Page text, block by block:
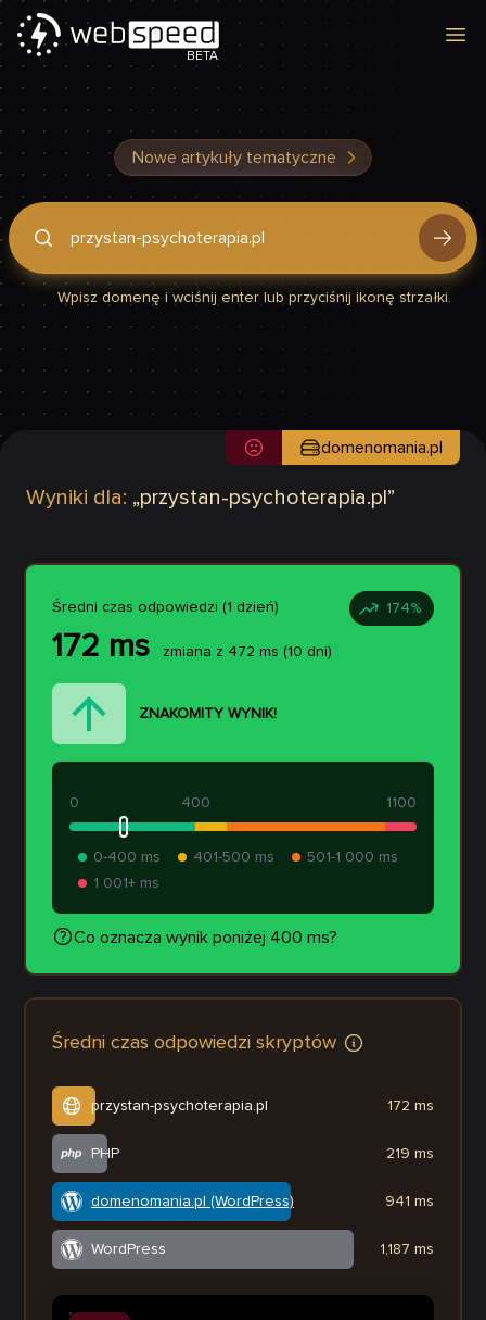
BETA
Nowe artykuły tematyczne
Podaj domenę, by sprawdzić, czy Twoja strona jest szybka
Wpisz domenę i wciśnij enter lub przyciśnij ikonę strzałki.
Wyniki dla: „przystan-psychoterapia.pl ”
domenomania.pl
Średni czas odpowiedzi (1 dzień) 174%
172 ms zmiana z 472 ms (10 dni)
ZNAKOMITY WYNIK!
400
0 1100
0-400 ms 401-500 ms
501-1 000 ms
1 001+ ms
Co oznacza wynik poniżej 400 ms?
Średni czas odpowiedzi skryptów
przystan-psychoterapia.pl
PHP
domenomania.pl (WordPress)
WordPress
172 ms
219 ms
941 ms
1,187 ms